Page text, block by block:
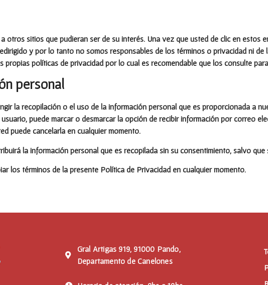
otros sitios que pudieran ser de su interés. Una vez que usted de clic en estos
y por lo tanto no somos responsables de los términos o privacidad ni
propias políticas de privacidad por lo cual es recomendable que los consulte
personal
la recopilación o el uso de la información personal que es proporcionada a
puede marcar o desmarcar la opción de recibir información por correo
puede cancelarla en cualquier momento.
la información personal que es recopilada sin su consentimiento, salvo
los términos de la presente Política de Privacidad en cualquier momento.
Gral Artigas 919, 91000 Pando,
Departamento de Canelones